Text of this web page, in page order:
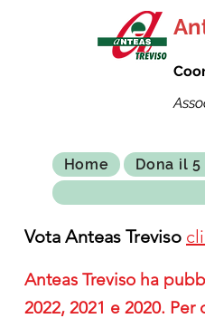
Home Dona il
Vota Anteas Treviso
Anteas Treviso ha
2022, 2021 e 2020.